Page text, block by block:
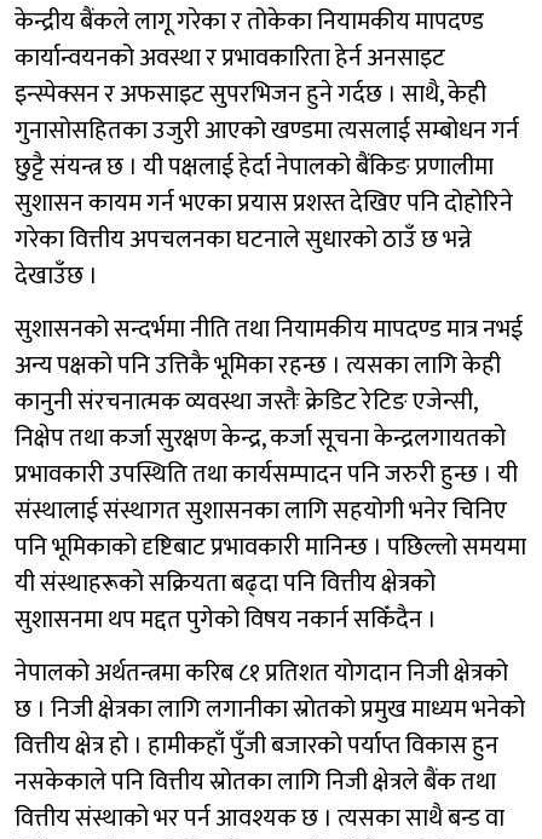
केन्द्रीय बैंकले लागू गरेका र तोकेका नियामकीय मापदण्ड
कार्यान्वयनको अवस्था र प्रभावकारिता हेर्न अनसाइट
इन्स्पेक्सन र अफसाइट सुपरभिजन हुने गर्दछ । साथै, केही
गुनासोसहितका उजुरी आएको खण्डमा त्यसलाई सम्बोधन गर्न
छुट्टै संयन्त्र छ । यी पक्षलाई हेर्दा नेपालको बैंकिङ प्रणालीमा
सुशासन कायम गर्न भएका प्रयास प्रशस्त देखिए पनि दोहोरिने
गरेका वित्तीय अपचलनका घटनाले सुधारको ठाउँ छ भन्ने
देखाउँछ ।
सुशासनको सन्दर्भमा नीति तथा नियामकीय मापदण्ड मात्र नभई
अन्य पक्षको पनि उत्तिकै भूमिका रहन्छ । त्यसका लागि केही
कानुनी संरचनात्मक व्यवस्था जस्तैः क्रेडिट रेटिङ एजेन्सी,
निक्षेप तथा कर्जा सुरक्षण केन्द्र, कर्जा सूचना केन्द्रलगायतको
प्रभावकारी उपस्थिति तथा कार्यसम्पादन पनि जरुरी हुन्छ । यी
संस्थालाई संस्थागत सुशासनका लागि सहयोगी भनेर चिनिए
पनि भूमिकाको दृष्टिबाट प्रभावकारी मानिन्छ । पछिल्लो समयमा
यी संस्थाहरूको सक्रियता बढ्दा पनि वित्तीय क्षेत्रको
सुशासनमा थप मद्दत पुगेको विषय नकार्न सकिँदैन ।
नेपालको अर्थतन्त्रमा करिब ८१ प्रतिशत योगदान निजी क्षेत्रको
छ । निजी क्षेत्रका लागि लगानीका स्रोतको प्रमुख माध्यम भनेको
वित्तीय क्षेत्र हो । हामीकहाँ पुँजी बजारको पर्याप्त विकास हुन
नसकेकाले पनि वित्तीय स्रोतका लागि निजी क्षेत्रले बैंक तथा
वित्तीय संस्थाको भर पर्न आवश्यक छ । त्यसका साथै बन्ड वा